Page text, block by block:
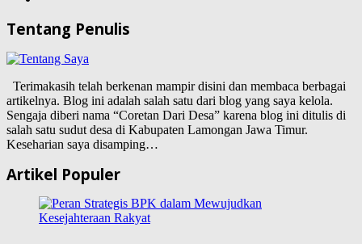
Tentang Penulis
Terimakasih telah berkenan mampir disini dan membaca berbagai
artikelnya. Blog ini adalah salah satu dari blog yang saya kelola.
Sengaja diberi nama “Coretan Dari Desa” karena blog ini ditulis di
salah satu sudut desa di Kabupaten Lamongan Jawa Timur.
Keseharian saya disamping…
Artikel Populer